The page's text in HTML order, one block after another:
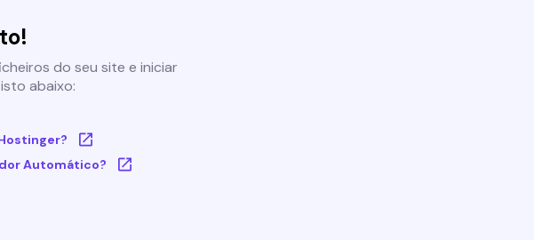
do seu site e iniciar
abaixo:
Automático?